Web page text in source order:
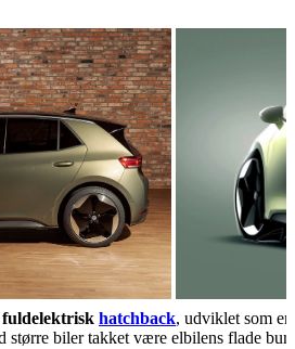
fuldelektriskhatchback, udviklet som
større biler takket være elbilens flade